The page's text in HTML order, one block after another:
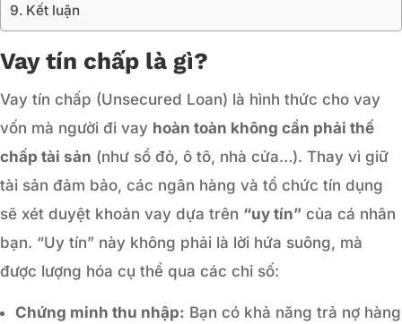
Kết luận
Vay tín chấp là gì?
Vay tín chấp (Unsecured Loan) là hình thức cho vay
vốn mà người đi vay hoàn toàn không cần phải thế
chấp tài sản (như sổ đỏ, ô tô, nhà cửa…). Thay vì giữ
tài sản đảm bảo, các ngân hàng và tổ chức tín dụng
sẽ xét duyệt khoản vay dựa trên “uy tín” của cá nhân
bạn. “Uy tín” này không phải là lời hứa suông, mà
được lượng hóa cụ thể qua các chỉ số:
Chứng minh thu nhập: Bạn có khả năng trả nợ hàng